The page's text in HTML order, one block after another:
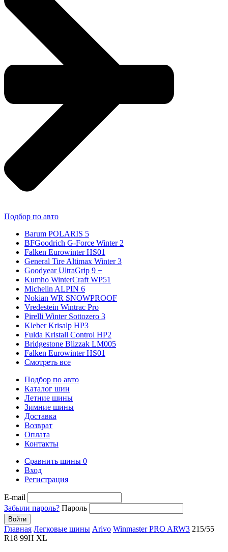
Подбор по авто
Barum POLARIS 5
BFGoodrich G-Force Winter 2
Falken Eurowinter HS01
General Tire Altimax Winter 3
Goodyear UltraGrip 9 +
Kumho WinterCraft WP51
Michelin ALPIN 6
Nokian WR SNOWPROOF
Vredestein Wintrac Pro
Pirelli Winter Sottozero 3
Kleber Krisalp HP3
Fulda Kristall Control HP2
Bridgestone Blizzak LM005
Falken Eurowinter HS01
Смотреть все
Подбор по авто
Каталог шин
Летние шины
Зимние шины
Доставка
Возврат
Оплата
Контакты
Сравнить шины 0
Вход
Регистрация
E-mail
Забыли пароль? Пароль
Войти
Главная Легковые шины Arivo Winmaster PRO ARW3 215/55
R18 99H XL